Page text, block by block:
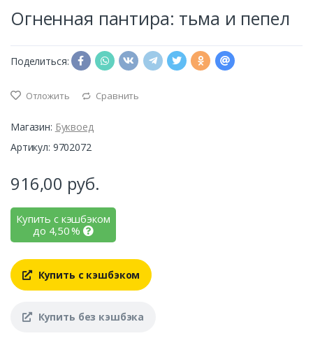
Огненная пантира: тьма и пепел
Поделиться:
Отложить Сравнить
Магазин: Буквоед
Артикул: 9702072
916,00 руб.
Купить с кэшбэком
до 4,50%
Купить с кэшбэком
Купить без кэшбэка